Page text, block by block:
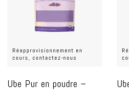
Réapprovisionnement en
cours, contactez-nous
Ube Pur en poudre –